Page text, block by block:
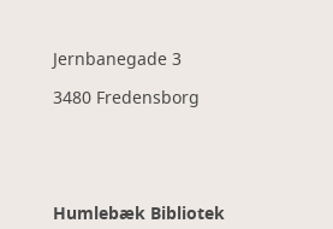
Jernbanegade 3
3480 Fredensborg
Humlebæk Bibliotek